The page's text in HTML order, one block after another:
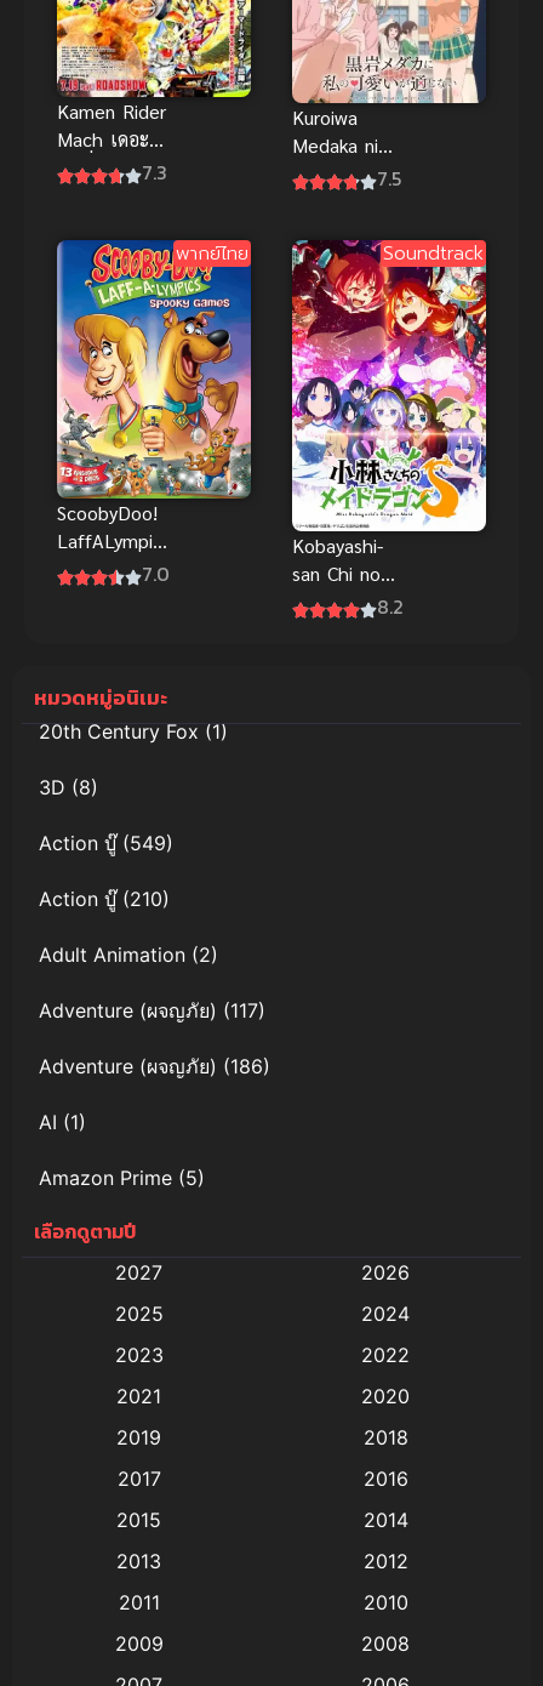
Kamen Rider
Mach เดอะ
มูฟวี่ บทสรุป
เรื่องHD
7.3
Kuroiwa
Medaka ni
Watashi no
อิวะ เมดากะ
ไม่เข้าใจความ
น่ารักของฉัน
เลย
7.5
พากย์ไทย
ScoobyDoo!
LaffALympics
: Spooky 7.0
Soundtrack
Kobayashi-
san Chi no
Maid Dragon
8.2
หมวดหมู่อนิเมะ
20th Century Fox(1)
3D (8)
Action บู๊(549)
Action บู๊(210)
Adult Animation (2)
Adventure (ผจญภัย) (117)
Adventure (ผจญภัย) (186)
AI (1)
Amazon Prime (5)
Anal (ประตูหลัง)
Animation การ์ตูน
Animation อนิเมะ
Animation แอนิเมชัน
(9)
Big tits (นมใหญ่)
เลือกดูตามปี
2027
2026
2025
2024
2023
2022
2021
2020
2019
2018
2017
2016
2015
2014
2013
2012
2011
2010
2009
2008